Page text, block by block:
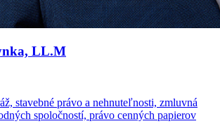
LL.M
stavebné právo a nehnuteľnosti, zmluvná
spoločností, právo cenných papierov